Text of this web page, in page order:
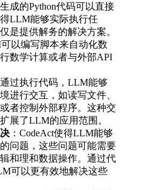
成的Python代码可以直接
LLM能够实际执行任
是提供解务的解决方案。
以编写脚本来自动化数
数学计算或者与外部API
通过执行代码，LLM能够
进行交互，如读写文件、
者控制外部程序。这种交
展了LLM的应用范围。
：CodeAct使得LLM能够
问题，这些问题可能需要
和理和数据操作。通过代
可以更有效地解决这些